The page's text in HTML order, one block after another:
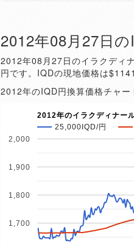
2012年08月27日
2012年08月27日のイラクディ
円です。IQDの現地価格は
2012年のIQD円換算価格チャー
2012年のイラクディナー
25,000IQD/円
1,700
1,800
1,900
2,000